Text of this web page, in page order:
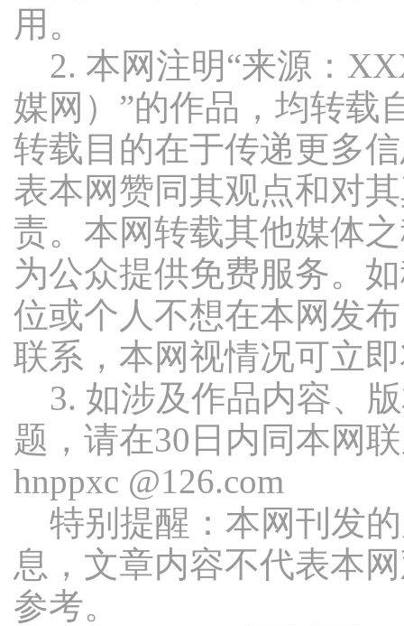
用。
2. 本网注明“来源：
媒网）”的作品，均转载
转载目的在于传递更多
表本网赞同其观点和对
责。本网转载其他媒体
为公众提供免费服务。
位或个人不想在本网发
联系，本网视情况可立
3. 如涉及作品内容、
题，请在30日内同本网
hnppxc @126.com
特别提醒：本网刊发
息，文章内容不代表本
参考。